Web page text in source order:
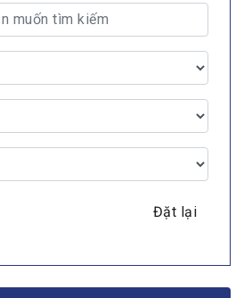
Đặt lại